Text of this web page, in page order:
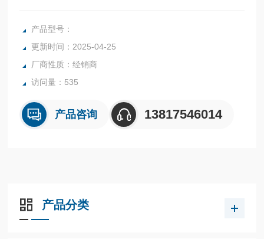
烧损。采用了1NO +1NC高可靠性接触的独立辅助触头，N
O、NC两触头可同时在不同电压下工作。
产品型号：
更新时间：2025-04-25
厂商性质：经销商
访问量：535
产品咨询 13817546014
产品分类